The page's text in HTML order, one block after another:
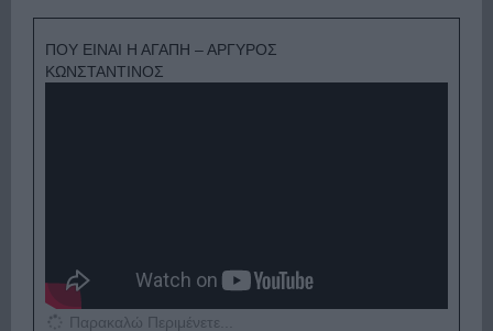
ΠΟΥ ΕΙΝΑΙ Η ΑΓΑΠΗ – ΑΡΓΥΡΟΣ
ΚΩΝΣΤΑΝΤΙΝΟΣ
Παρακαλώ Περιμένετε...